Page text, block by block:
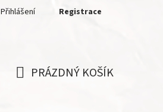
Přihlášení Registrace
PRÁZDNÝ KOŠÍK